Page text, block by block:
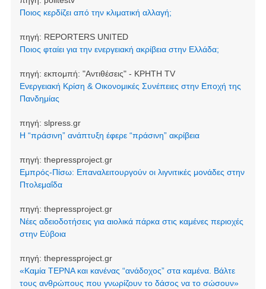
Ποιος κερδίζει από την κλιματική αλλαγή;
πηγή: REPORTERS UNITED
Ποιος φταίει για την ενεργειακή ακρίβεια στην Ελλάδα;
πηγή: εκπομπή: "Αντιθέσεις" - ΚΡΗΤΗ TV
Ενεργειακή Κρίση & Οικονομικές Συνέπειες στην Εποχή της
Πανδημίας
πηγή: slpress.gr
Η “πράσινη” ανάπτυξη έφερε “πράσινη” ακρίβεια
πηγή: thepressproject.gr
Εμπρός-Πίσω: Επαναλειτουργούν οι λιγνιτικές μονάδες στην
Πτολεμαΐδα
πηγή: thepressproject.gr
Νέες αδειοδοτήσεις για αιολικά πάρκα στις καμένες περιοχές
στην Εύβοια
πηγή: thepressproject.gr
«Καμία ΤΕΡΝΑ και κανένας “ανάδοχος” στα καμένα. Βάλτε
τους ανθρώπους που γνωρίζουν το δάσος να το σώσουν»